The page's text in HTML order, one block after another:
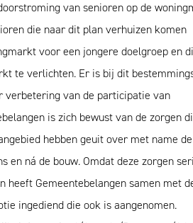
van senioren op de
die naar dit plan verhuizen komen
voor een jongere doelgroep en
te verlichten. Er is bij dit
verbetering van de participatie van
is zich bewust van de zorgen
hebben geuit over met name de
en ná de bouw. Omdat deze zorgen
heeft Gemeentebelangen samen met
ingediend die ook is aangenomen.